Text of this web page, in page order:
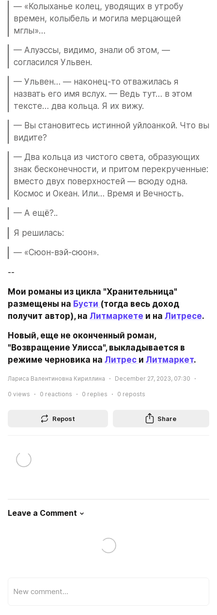
— «Колыханье колец, уводящих в утробу
времен, колыбель и могила мерцающей
мглы»…
— Алуэссы, видимо, знали об этом, —
согласился Ульвен.
— Ульвен… — наконец-то отважилась я
назвать его имя вслух. — Ведь тут… в этом
тексте… два кольца. Я их вижу.
— Вы становитесь истинной уйлоанкой. Что вы
видите?
— Два кольца из чистого света, образующих
знак бесконечности, и притом перекрученные:
вместо двух поверхностей — всюду одна.
Космос и Океан. Или… Время и Вечность.
— А ещё?..
Я решилась:
— «Сюон-вэй-сюон».
--
Мои романы из цикла "Хранительница"
размещены на Бусти (тогда весь доход
получит автор), на Литмаркете и на Литресе.
Новый, еще не оконченный роман,
"Возвращение Улисса", выкладывается в
режиме черновика на Литрес и Литмаркет.
Лариса Валентиновна Кириллина December 27, 2023, 07:30
0 views 0 reactions 0 replies 0 reposts
Repost Share
Leave a Comment